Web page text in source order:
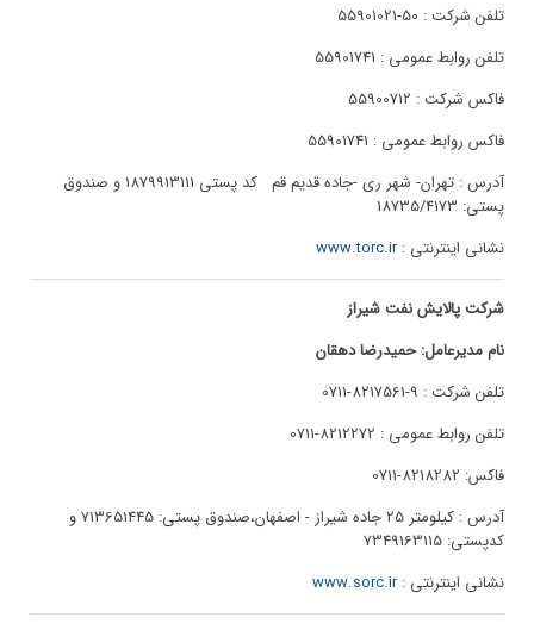
تلفن شرکت : 50-55901021
تلفن روابط عمومی : 55901741
فاکس شرکت : 55900712
فاکس روابط عمومی : 55901741
آدرس : تهران- شهر ری -جاده قدیم قم کد پستی 1879913111 و صندوق
پستی: 18735/4173
نشانی اینترنتی :www.torc.ir
شرکت پالایش نفت شیراز
نام مدیرعامل: حمیدرضا دهقان
تلفن شرکت : 9-8217561-0711
تلفن روابط عمومی : 8212272-0711
فاکس: 8218282-0711
آدرس : کیلومتر 25 جاده شیراز - اصفهان،صندوق پستی: 713651445 و
کدپستی: 7349163115
نشانی اینترنتی :www.sorc.ir